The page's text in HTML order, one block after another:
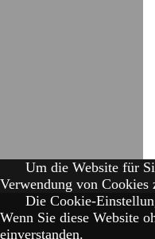
Um die Website für
Verwendung von Cookies
Die Cookie-
Wenn Sie diese Website
einverstanden.